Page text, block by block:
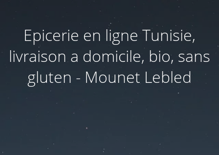
Epicerie en ligne Tunisie,
livraison a domicile, bio, sans
gluten - Mounet Lebled